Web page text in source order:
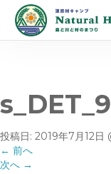
投稿日: 2019年7月12日
← 前へ
次へ →